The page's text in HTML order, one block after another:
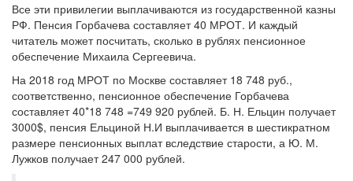
Все эти привилегии выплачиваются из государственной казны
РФ. Пенсия Горбачева составляет 40 МРОТ. И каждый
читатель может посчитать, сколько в рублях пенсионное
обеспечение Михаила Сергеевича.
На 2018 год МРОТ по Москве составляет 18 748 руб.,
соответственно, пенсионное обеспечение Горбачева
составляет 40*18 748 =749 920 рублей. Б. Н. Ельцин получает
3000$, пенсия Ельциной Н.И выплачивается в шестикратном
размере пенсионных выплат вследствие старости, а Ю. М.
Лужков получает 247 000 рублей.